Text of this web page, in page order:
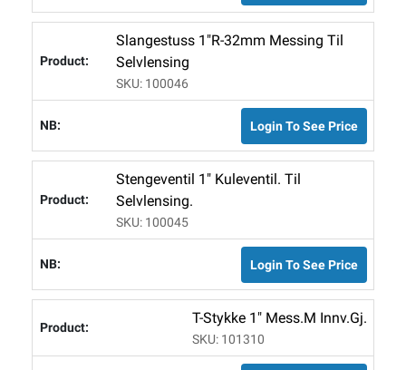
Slangestuss 1"R-32mm Messing Til
Selvlensing
SKU: 100046
Login To See Price
Stengeventil 1" Kuleventil. Til
Selvlensing.
SKU: 100045
Login To See Price
T-Stykke 1" Mess.m Innv.gj.
SKU: 101310